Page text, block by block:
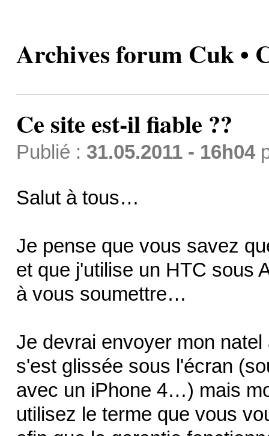
Archives forum Cuk •
Ce site est-il fiable ??
Publié : 31.05.2011 - 16h04
Salut à tous…
Je pense que vous savez
et que j'utilise un HTC sous
à vous soumettre…
Je devrai envoyer mon
s'est glissée sous l'écran
avec un iPhone 4…) mais
utilisez le terme que vous